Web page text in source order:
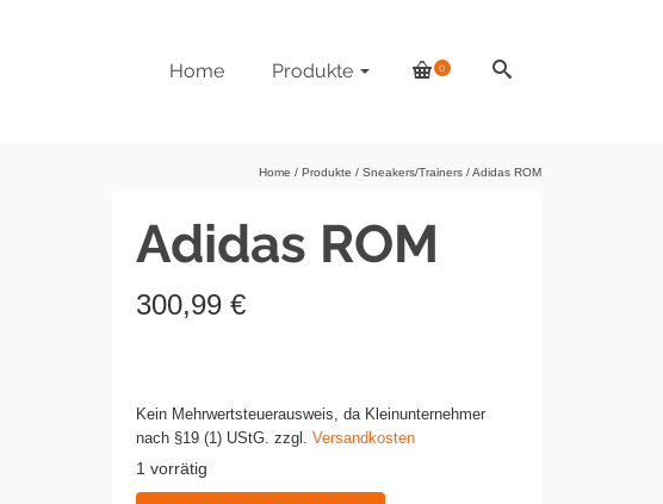
Home Produkte 0
Home / Produkte / Sneakers/Trainers /Adidas ROM
Adidas ROM
300,99 €
Kein Mehrwertsteuerausweis, da Kleinunternehmer
nach §19 (1) UStG. zzgl. Versandkosten
1 vorrätig